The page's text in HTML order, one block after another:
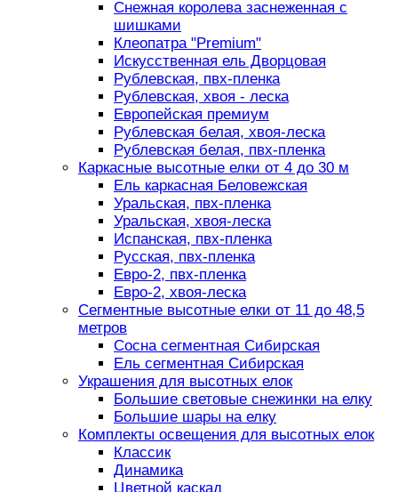
Снежная королева заснеженная с
шишками
Клеопатра "Premium"
Искусственная ель Дворцовая
Рублевская, пвх-пленка
Рублевская, хвоя - леска
Европейская премиум
Рублевская белая, хвоя-леска
Рублевская белая, пвх-пленка
Каркасные высотные елки от 4 до 30 м
Ель каркасная Беловежская
Уральская, пвх-пленка
Уральская, хвоя-леска
Испанская, пвх-пленка
Русская, пвх-пленка
Евро-2, пвх-пленка
Евро-2, хвоя-леска
Сегментные высотные елки от 11 до 48,5
метров
Сосна сегментная Сибирская
Ель сегментная Сибирская
Украшения для высотных елок
Большие световые снежинки на елку
Большие шары на елку
Комплекты освещения для высотных елок
Классик
Динамика
Цветной каскад